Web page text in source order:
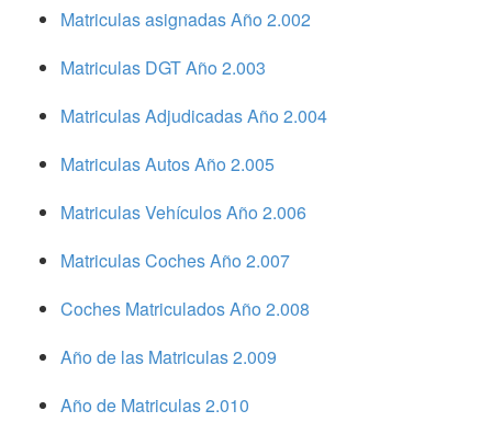
Matriculas asignadas Año 2.002
Matriculas DGT Año 2.003
Matriculas Adjudicadas Año 2.004
Matriculas Autos Año 2.005
Matriculas Vehículos Año 2.006
Matriculas Coches Año 2.007
Coches Matriculados Año 2.008
Año de las Matriculas 2.009
Año de Matriculas 2.010